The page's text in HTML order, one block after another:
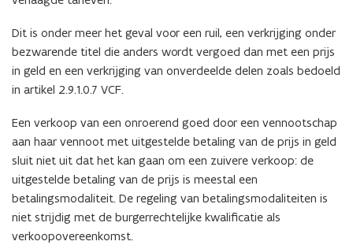
Dit is onder meer het geval voor een ruil, een verkrijging onder
bezwarende titel die anders wordt vergoed dan met een prijs
in geld en een verkrijging van onverdeelde delen zoals bedoeld
in artikel 2.9.1.0.7 VCF.
Een verkoop van een onroerend goed door een vennootschap
aan haar vennoot met uitgestelde betaling van de prijs in geld
sluit niet uit dat het kan gaan om een zuivere verkoop: de
uitgestelde betaling van de prijs is meestal een
betalingsmodaliteit. De regeling van betalingsmodaliteiten is
niet strijdig met de burgerrechtelijke kwalificatie als
verkoopovereenkomst.